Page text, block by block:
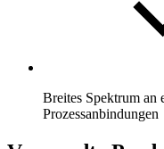
Breites Spektrum an
Prozessanbindungen